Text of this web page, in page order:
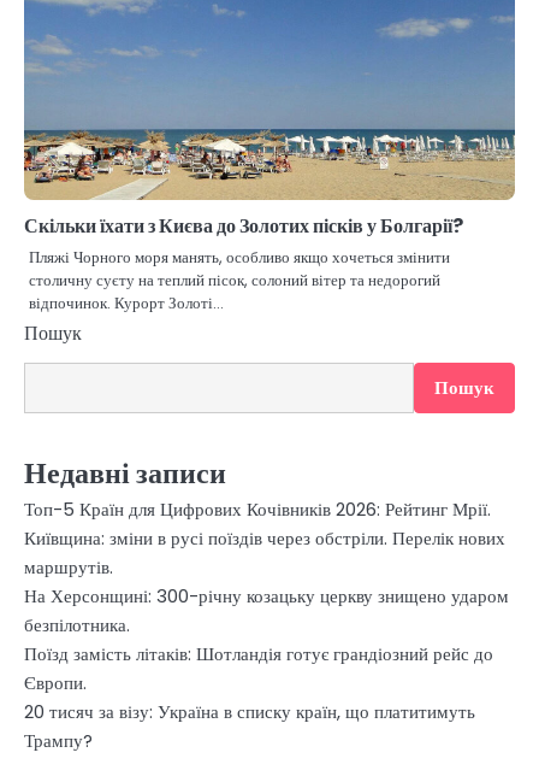
Скільки їхати з Києва до Золотих пісків у Болгарії?
Пляжі Чорного моря манять, особливо якщо хочеться змінити
столичну суєту на теплий пісок, солоний вітер та недорогий
відпочинок. Курорт Золоті…
Пошук
Пошук
Недавні записи
Топ-5 Країн для Цифрових Кочівників 2026: Рейтинг Мрії.
Київщина: зміни в русі поїздів через обстріли. Перелік нових
маршрутів.
На Херсонщині: 300-річну козацьку церкву знищено ударом
безпілотника.
Поїзд замість літаків: Шотландія готує грандіозний рейс до
Європи.
20 тисяч за візу: Україна в списку країн, що платитимуть
Трампу?